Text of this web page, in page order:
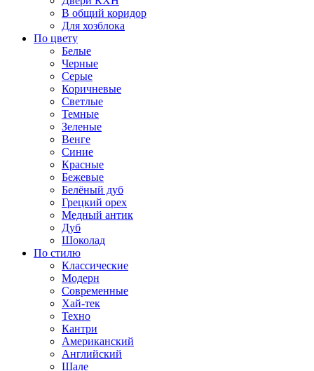
В общий коридор
Для хозблока
По цвету
Белые
Черные
Серые
Коричневые
Светлые
Темные
Зеленые
Венге
Синие
Красные
Бежевые
Белёный дуб
Грецкий орех
Медный антик
Дуб
Шоколад
По стилю
Классические
Модерн
Современные
Хай-тек
Техно
Кантри
Американский
Английский
Шале